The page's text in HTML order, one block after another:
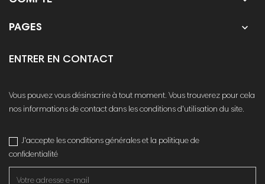
PAGES 
ENTRER EN CONTACT
Vous pouvez vous désinscrire à tout moment. Vous trouverez pour cela
nos informations de contact dans les conditions d'utilisation du site.
J'accepte les conditions générales et la politique de
confidentialité